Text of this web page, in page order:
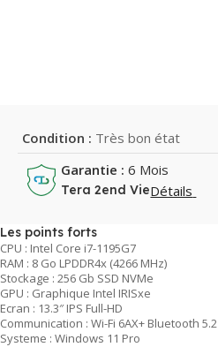
Condition : Très bon état
Garantie : 6 Mois
Tera 2end VieDétails
Les points forts
CPU : Intel Core i7-1195G7
RAM : 8 Go LPDDR4x (4266 MHz)
Stockage : 256 Gb SSD NVMe
GPU : Graphique Intel IRISxe
Ecran : 13.3″ IPS Full-HD
Communication : Wi-Fi 6AX+ Bluetooth 5.2
Systeme : Windows 11 Pro